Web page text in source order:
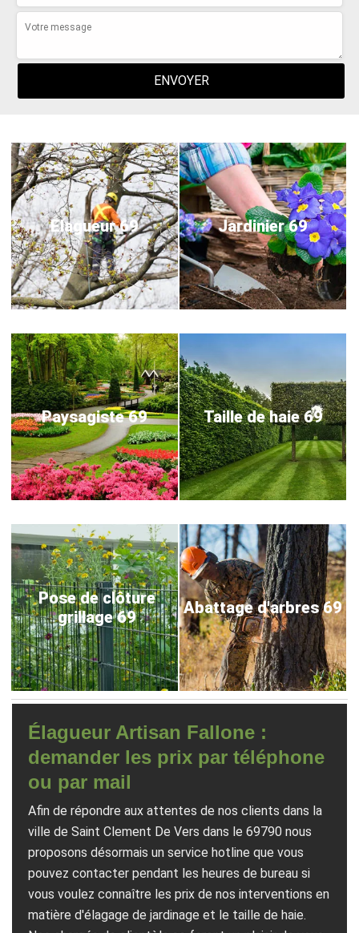
Elagueur 69 Jardinier 69
Paysagiste 69 Taille de haie 69
Pose de clôture
grillage 69
Abattage d'arbres 69
Élagueur Artisan Fallone :
demander les prix par téléphone
ou par mail
Afin de répondre aux attentes de nos clients dans la
ville de Saint Clement De Vers dans le 69790 nous
proposons désormais un service hotline que vous
pouvez contacter pendant les heures de bureau si
vous voulez connaître les prix de nos interventions en
matière d'élagage de jardinage et le taille de haie.